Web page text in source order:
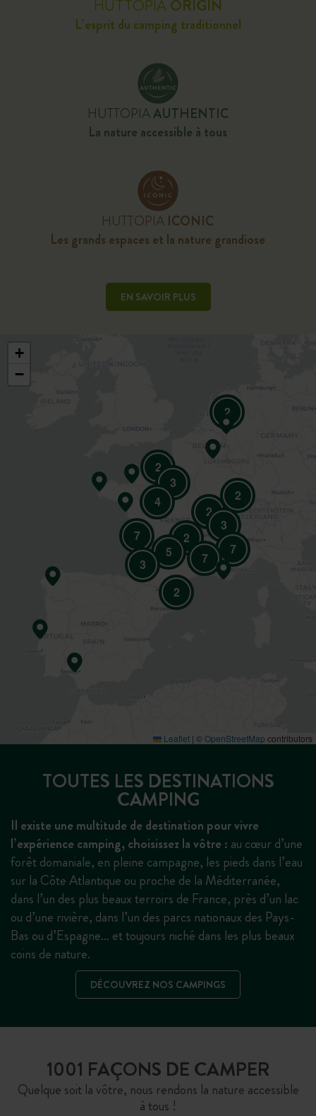
HUTTOPIA ORIGIN
L’esprit du camping traditionnel
HUTTOPIAAUTHENTIC
La nature accessible à tous
HUTTOPIA ICONIC
Les grands espaces et la nature grandiose
EN SAVOIR PLUS
2
2
3
2
7
7
2
2
3
5
7
2
4
3
+
−
Leaflet | ©OpenStreetMap contributors
TOUTES LES DESTINATIONS
CAMPING
Il existe une multitude de destination pour vivre
l’expérience camping, choisissez la vôtre : au cœur d’une
forêt domaniale, en pleine campagne, les pieds dans l’eau
sur la Côte Atlantique ou proche de la Méditerranée,
dans l’un des plus beaux terroirs de France, près d’un lac
ou d’une rivière, dans l’un des parcs nationaux des Pays-
Bas ou d’Espagne… et toujours niché dans les plus beaux
coins de nature.
DÉCOUVREZ NOS CAMPINGS
1001 FAÇONS DE CAMPER
Quelque soit la vôtre, nous rendons la nature accessible
à tous !